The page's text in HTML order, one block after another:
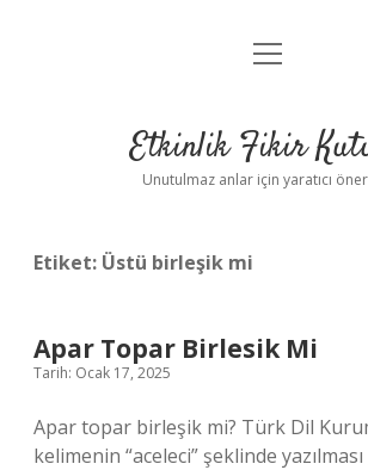
Anasayfa
Yasal Uyarı
menüyü
Etkinlik Fikir
Unutulmaz anlar için yaratıcı
Etiket: Üstü birleşik mi
Apar Topar Birlesik Mi
Tarih: Ocak 17, 2025
Apar topar birleşik mi? Türk Dil
kelimenin “aceleci” şeklinde